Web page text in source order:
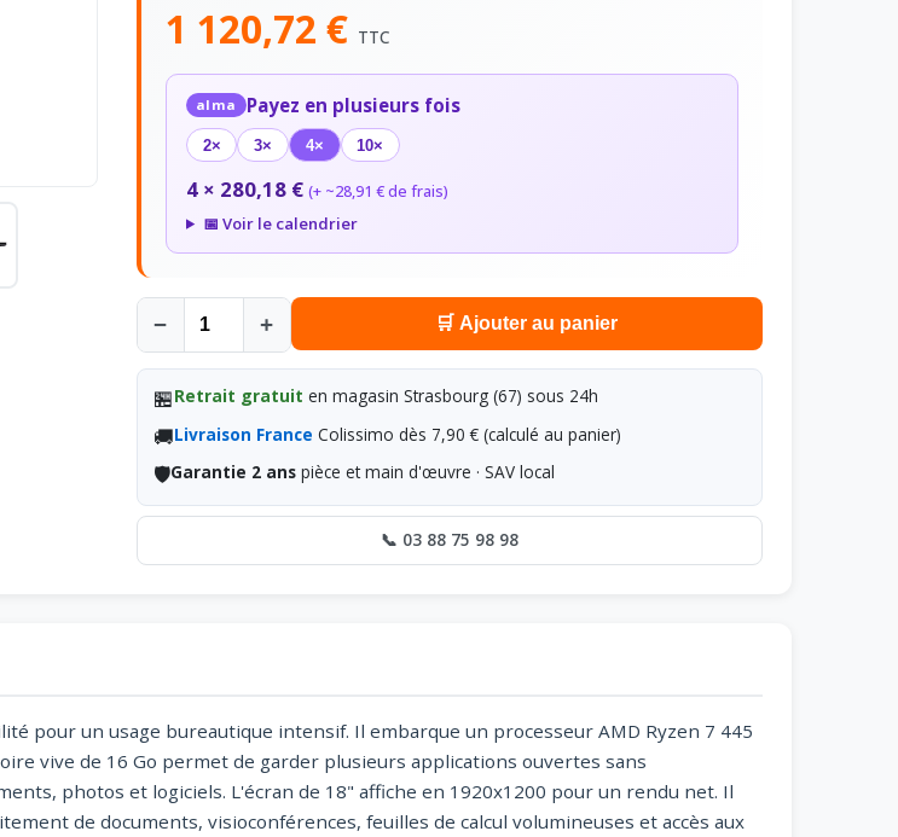
1 120,72 € TTC
alma Payez en plusieurs fois
2× 3× 4× 10×
4 × 280,18 € (+ ~28,91 € de frais)
📅 Voir le calendrier
− + 🛒 Ajouter au panier
🏪Retrait gratuit en magasin Strasbourg (67) sous 24h
🚚Livraison France Colissimo dès 7,90 € (calculé au panier)
🛡️Garantie 2 ans pièce et main d'œuvre · SAV local
📞 03 88 75 98 98
pour un usage bureautique intensif. Il embarque un processeur AMD Ryzen 7 445
vive de 16 Go permet de garder plusieurs applications ouvertes sans
photos et logiciels. L'écran de 18" affiche en 1920x1200 pour un rendu net. Il
de documents, visioconférences, feuilles de calcul volumineuses et accès aux